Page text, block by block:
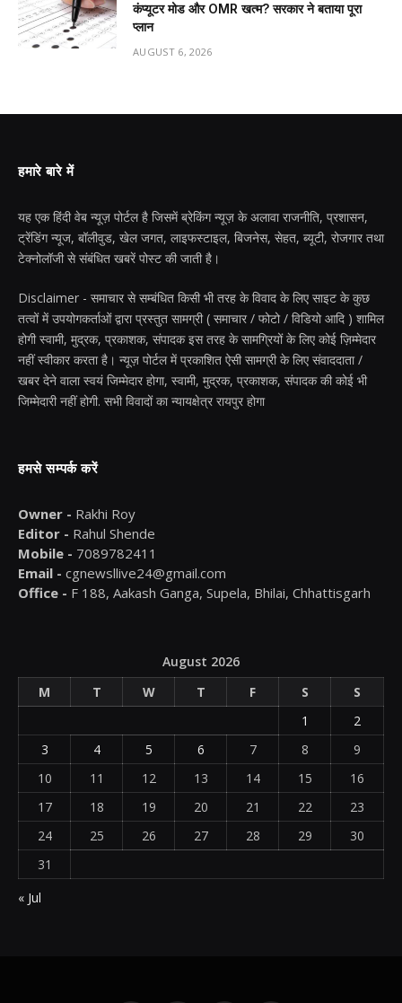
कंप्यूटर मोड और OMR खत्म? सरकार ने बताया पूरा
प्लान
AUGUST 6, 2026
हमारे बारे में
यह एक हिंदी वेब न्यूज़ पोर्टल है जिसमें ब्रेकिंग न्यूज़ के अलावा राजनीति, प्रशासन,
ट्रेंडिंग न्यूज, बॉलीवुड, खेल जगत, लाइफस्टाइल, बिजनेस, सेहत, ब्यूटी, रोजगार तथा
टेक्नोलॉजी से संबंधित खबरें पोस्ट की जाती है।
Disclaimer - समाचार से सम्बंधित किसी भी तरह के विवाद के लिए साइट के कुछ
तत्वों में उपयोगकर्ताओं द्वारा प्रस्तुत सामग्री ( समाचार / फोटो / विडियो आदि ) शामिल
होगी स्वामी, मुद्रक, प्रकाशक, संपादक इस तरह के सामग्रियों के लिए कोई ज़िम्मेदार
नहीं स्वीकार करता है। न्यूज़ पोर्टल में प्रकाशित ऐसी सामग्री के लिए संवाददाता /
खबर देने वाला स्वयं जिम्मेदार होगा, स्वामी, मुद्रक, प्रकाशक, संपादक की कोई भी
जिम्मेदारी नहीं होगी. सभी विवादों का न्यायक्षेत्र रायपुर होगा
हमसे सम्पर्क करें
Owner - Rakhi Roy
Editor - Rahul Shende
Mobile - 7089782411
Email - cgnewsllive24@gmail.com
Office - F 188, Aakash Ganga, Supela, Bhilai, Chhattisgarh
August 2026
M
T W T F S
S
1
2
3
4 5 6 7 8
9
10
11 12 13 14 15
16
17
18 19 20 21 22
23
24
25 26 27 28 29
30
31
« Jul